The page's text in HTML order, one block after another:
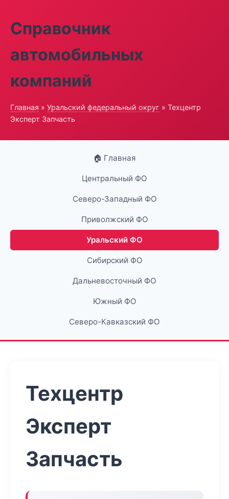
Справочник
автомобильных
компаний
Главная » Уральский федеральный округ » Техцентр
Эксперт Запчасть
🏠 Главная
Центральный ФО
Северо-Западный ФО
Приволжский ФО
Уральский ФО
Сибирский ФО
Дальневосточный ФО
Южный ФО
Северо-Кавказский ФО
Техцентр
Эксперт
Запчасть